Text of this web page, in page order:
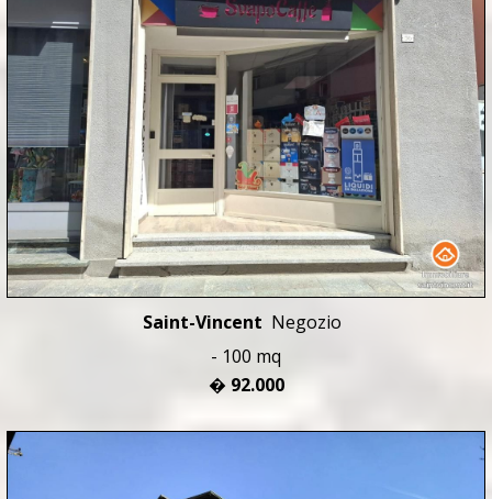
Saint-Vincent Negozio
- 100 mq
� 92.000